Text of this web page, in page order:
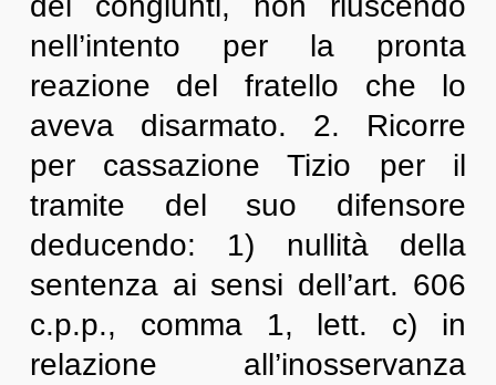
nell’intento per la pronta
reazione del fratello che lo
aveva disarmato. 2. Ricorre
per cassazione Tizio per il
tramite del suo difensore
deducendo: 1) nullità della
sentenza ai sensi dell’art. 606
c.p.p., comma 1, lett. c) in
relazione all’inosservanza